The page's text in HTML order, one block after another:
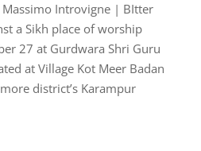
Introvigne | BItter
a Sikh place of worship
27 at Gurdwara Shri Guru
at Village Kot Meer Badan
district’s Karampur